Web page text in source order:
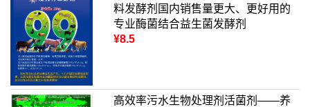
料发酵剂国内销售量更大、更好用的
专业酶菌结合益生菌发酵剂
¥8.5
高效率污水生物处理剂活菌剂——养